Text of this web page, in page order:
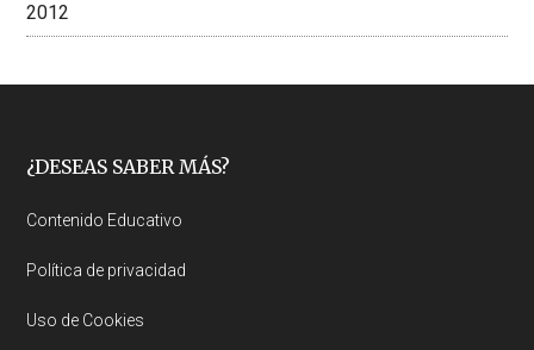
2012
Footer
¿DESEAS SABER MÁS?
Contenido Educativo
Política de privacidad
Uso de Cookies